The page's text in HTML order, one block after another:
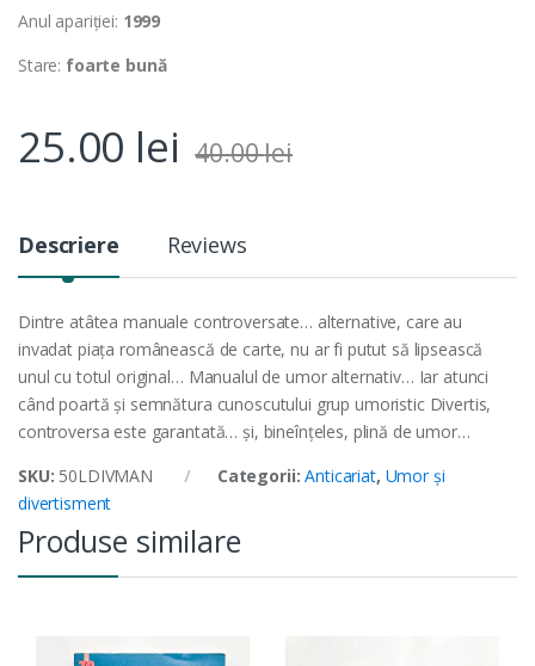
Anul apariției: 1999
Stare: foarte bună
25.00 lei 40.00lei
Descriere Reviews
Dintre atâtea manuale controversate… alternative, care au
invadat piața românească de carte, nu ar fi putut să lipsească
unul cu totul original… Manualul de umor alternativ… Iar atunci
când poartă și semnătura cunoscutului grup umoristic Divertis,
controversa este garantată… și, bineînțeles, plină de umor…
SKU: 50LDIVMAN Categorii:Anticariat, Umor și
divertisment
Produse similare